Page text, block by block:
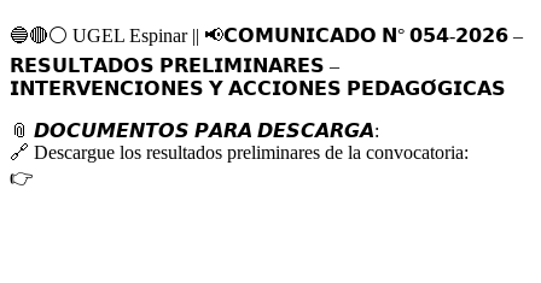
🔵🔴⚪️ UGEL Espinar || 📢𝗖𝗢𝗠𝗨𝗡𝗜𝗖𝗔𝗗𝗢 𝗡° 𝟬𝟱𝟰-𝟮𝟬𝟮𝟲 –
𝗥𝗘𝗦𝗨𝗟𝗧𝗔𝗗𝗢𝗦 𝗣𝗥𝗘𝗟𝗜𝗠𝗜𝗡𝗔𝗥𝗘𝗦 –
𝗜𝗡𝗧𝗘𝗥𝗩𝗘𝗡𝗖𝗜𝗢𝗡𝗘𝗦 𝗬 𝗔𝗖𝗖𝗜𝗢𝗡𝗘𝗦 𝗣𝗘𝗗𝗔𝗚𝗢́𝗚𝗜𝗖𝗔𝗦
📎 𝘿𝙊𝘾𝙐𝙈𝙀𝙉𝙏𝙊𝙎 𝙋𝘼𝙍𝘼 𝘿𝙀𝙎𝘾𝘼𝙍𝙂𝘼:
🔗 Descargue los resultados preliminares de la convocatoria:
👉